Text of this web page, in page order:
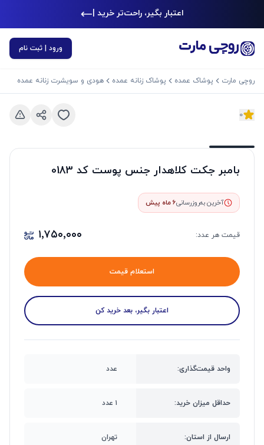
اعتبار بگیر، راحت‌تر خرید کن|
ورود | ثبت نام
روچی مارت پوشاک عمده پوشاک زنانه عمده هودی و سویشرت زنانه عمده
0
بامبر جکت کلاهدار جنس پوست کد 0183
آخرین به‌روزرسانی6 ماه پیش
قیمت هر عدد: ۱٬۷۵۰٬۰۰۰
استعلام قیمت
اعتبار بگیر، بعد خرید کن
واحد قیمت‌گذاری: عدد
حداقل میزان خرید: ۱ عدد
ارسال از استان: تهران